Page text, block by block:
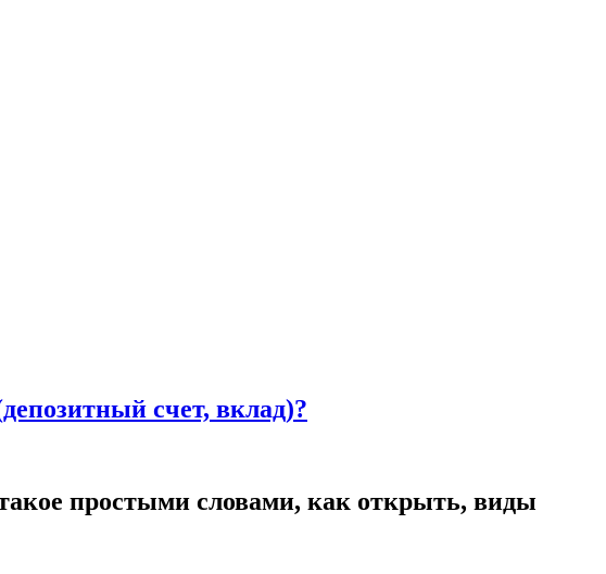
счет, вклад)?
простыми словами, как открыть, виды